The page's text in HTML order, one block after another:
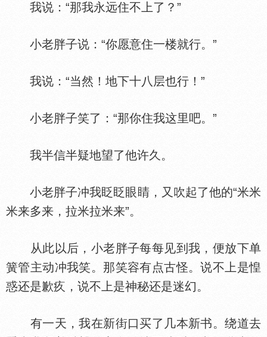
我说：“那我永远住不上了？”
小老胖子说：“你愿意住一楼就行。”
我说：“当然！地下十八层也行！”
小老胖子笑了：“那你住我这里吧。”
我半信半疑地望了他许久。
小老胖子冲我眨眨眼睛，又吹起了他的“米米
米来多来，拉米拉米来”。
从此以后，小老胖子每每见到我，便放下单
簧管主动冲我笑。那笑容有点古怪。说不上是惶
惑还是歉疚，说不上是神秘还是迷幻。
有一天，我在新街口买了几本新书。绕道去